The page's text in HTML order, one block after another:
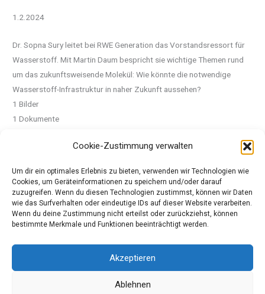
Cookie-Zustimmung verwalten
Um dir ein optimales Erlebnis zu bieten, verwenden wir Technologien wie
Cookies, um Geräteinformationen zu speichern und/oder darauf
zuzugreifen. Wenn du diesen Technologien zustimmst, können wir Daten
wie das Surfverhalten oder eindeutige IDs auf dieser Website verarbeiten.
Wenn du deine Zustimmung nicht erteilst oder zurückziehst, können
bestimmte Merkmale und Funktionen beeinträchtigt werden.
Akzeptieren
Ablehnen
1.2.2024
Dr. Sopna Sury leitet bei RWE Generation das Vorstandsressort für
Wasserstoff. Mit Martin Daum bespricht sie wichtige Themen rund
um das zukunftsweisende Molekül: Wie könnte die notwendige
Wasserstoff-Infrastruktur in naher Zukunft aussehen?
1 Bilder
1 Dokumente
Quelle: Pressemeldung Daimler Truck
←Vorheriger Beitrag Nächster Beitrag